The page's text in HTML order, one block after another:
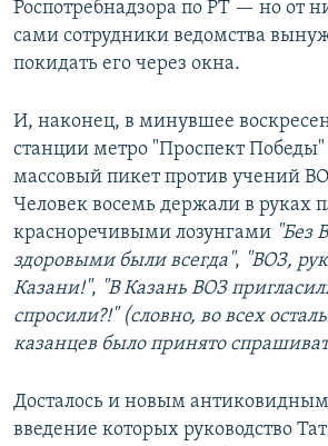
Роспотребнадзора по РТ — но от
сами сотрудники ведомства
покидать его через окна.
И, наконец, в минувшее
станции метро "Проспект Победы"
массовый пикет против учений
Человек восемь держали в руках
красноречивыми лозунгами "Без
здоровыми были всегда", "ВОЗ,
Казани!", "В Казань ВОЗ
спросили?!" (словно, во всех
казанцев было принято
Досталось и новым
введение которых руководство